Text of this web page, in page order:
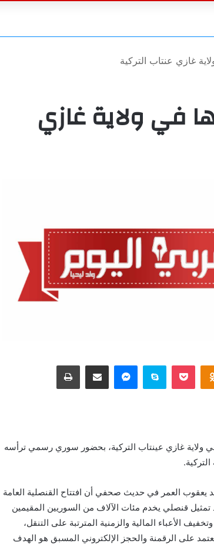
عن
غازي عنتاب التركية
في ولاية غازي
Odnoklassniki
‫Pocketسكايبماسنجرمشاركة عبر البريد طباعة
ولاية غازي عينتاب التركية، بحضور سوري رسمي ترأسه
يعقوب العمر في حديث صحفي أن افتتاح القنصلية العامة
قنصلي يخدم مئات الآلاف من السوريين المقيمين
الأعباء المالية والزمنية المترتبة على التنقل،
على الرقمنة والحجز الإلكتروني المسبق هو الهدف